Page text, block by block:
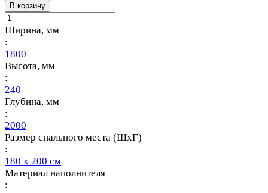
В корзину
Ширина, мм
:
1800
Высота, мм
:
240
Глубина, мм
:
2000
Размер спального места (ШхГ)
:
180 х 200 см
Материал наполнителя
: